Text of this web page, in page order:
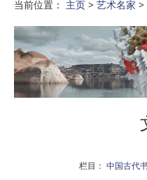
当前位置： 主页 > 艺术名家 >
栏目： 中国古代